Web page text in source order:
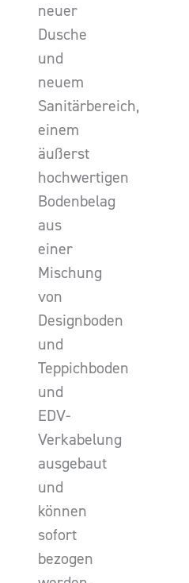
neuer
Dusche
und
neuem
Sanitärbereich,
einem
äußerst
hochwertigen
Bodenbelag
aus
einer
Mischung
von
Designboden
und
Teppichboden
und
EDV-
Verkabelung
ausgebaut
und
können
sofort
bezogen